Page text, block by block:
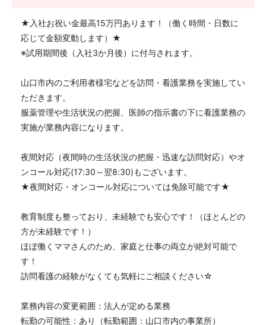
★入社お祝い金最高15万円あります！（働く時間・日数に
応じて金額変動します）★
※試用期間後（入社3か月後）に付与されます。
山口市内のご利用者様宅などを訪問・看護業務を実施してい
ただきます。
服薬管理や生活状況の把握、医師の指示書の下に看護業務の
実施が業務内容になります。
夜間対応（夜間時の生活状況の把握・迅速な訪問対応）やオ
ンコール対応(17:30～翌8:30)もございます。
★夜間対応・オンコール対応については免除可能です★
教育制度も整っており、未経験でも安心です！（ほとんどの
方が未経験です！）
ほぼ働くママさんのため、家庭と仕事の両立が絶対可能で
す！
訪問看護の経験がなくても気軽にご相談ください☆
業務内容の変更範囲：法人が定める業務
転勤の可能性：あり（転勤範囲：山口市内の事業所）